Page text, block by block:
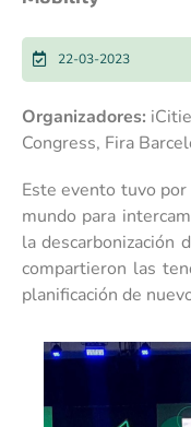
22-03-2023
Organizadores:
Congress, Fira
Este evento tuvo
mundo para
la descarbonización
compartieron las
planificación de